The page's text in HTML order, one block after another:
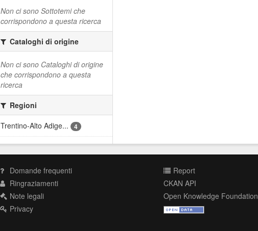
Non ci sono Sottotemi che
corrispondono a questa ricerca
Cataloghi di origine
Non ci sono Cataloghi di origine
che corrispondono a questa
ricerca
Regioni
Trentino-Alto Adige...
4
Domande frequenti
Ringraziamenti
Note legali
Privacy
Report
CKAN API
Open Knowledge Foundation